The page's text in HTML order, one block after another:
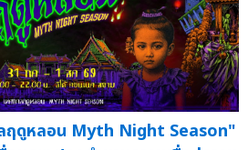
ฤดูหลอน Myth Night Season"